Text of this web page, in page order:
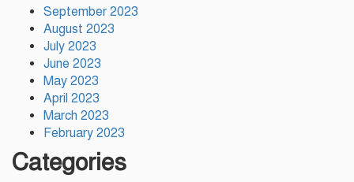
September 2023
August 2023
July 2023
June 2023
May 2023
April 2023
March 2023
February 2023
Categories